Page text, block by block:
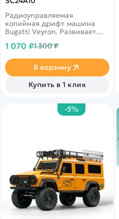
Радиоуправляемая
копийная дрифт машина
Bugatti Veyron. Развивает
комплекте присутствуют
Светодиодные фары.
Ёмкость аккумулятора 500
1 070 ₽1 300 ₽
В корзину
Купить в 1 клик
-5%